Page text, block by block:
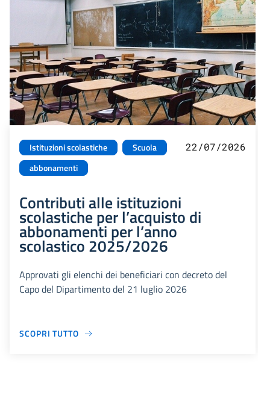
Istituzioni scolastiche
Scuola
abbonamenti
22/07/2026
Contributi alle istituzioni
scolastiche per l’acquisto di
abbonamenti per l’anno
scolastico 2025/2026
Approvati gli elenchi dei beneficiari con decreto del
Capo del Dipartimento del 21 luglio 2026
SCOPRI TUTTO